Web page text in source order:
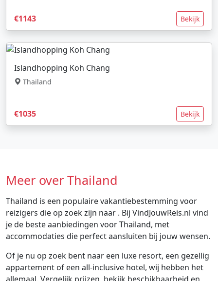
€1143 Bekijk
Islandhopping Koh Chang
Thailand
€1035 Bekijk
Meer over Thailand
Thailand is een populaire vakantiebestemming voor
reizigers die op zoek zijn naar . Bij VindJouwReis.nl vind
je de beste aanbiedingen voor Thailand, met
accommodaties die perfect aansluiten bij jouw wensen.
Of je nu op zoek bent naar een luxe resort, een gezellig
appartement of een all-inclusive hotel, wij hebben het
allemaal. Vergelijk prijzen, bekijk beschikbaarheid en